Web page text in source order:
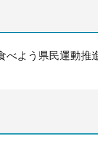
べよう県民運動推